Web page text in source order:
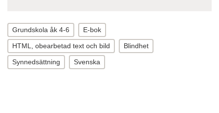
Grundskola åk 4-6 E-bok
HTML, obearbetad text och bild Blindhet
Synnedsättning Svenska